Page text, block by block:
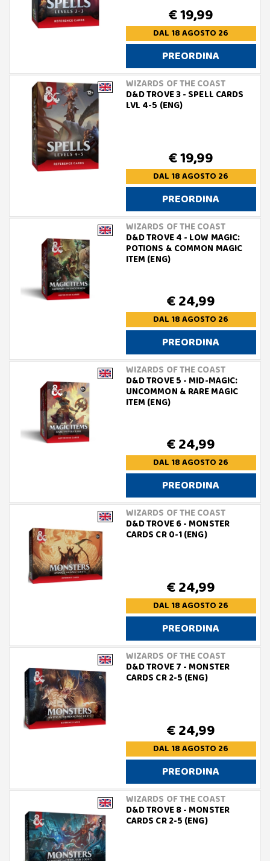
€ 19,99
DAL 18 AGOSTO 26
PREORDINA
WIZARDS OF THE COAST
D&D TROVE 3 - SPELL CARDS
LVL 4-5 (ENG)
€ 19,99
DAL 18 AGOSTO 26
PREORDINA
WIZARDS OF THE COAST
D&D TROVE 4 - LOW MAGIC:
POTIONS & COMMON MAGIC
ITEM (ENG)
€ 24,99
DAL 18 AGOSTO 26
PREORDINA
WIZARDS OF THE COAST
D&D TROVE 5 - MID-MAGIC:
UNCOMMON & RARE MAGIC
ITEM (ENG)
€ 24,99
DAL 18 AGOSTO 26
PREORDINA
WIZARDS OF THE COAST
D&D TROVE 6 - MONSTER
CARDS CR 0-1 (ENG)
€ 24,99
DAL 18 AGOSTO 26
PREORDINA
WIZARDS OF THE COAST
D&D TROVE 7 - MONSTER
CARDS CR 2-5 (ENG)
€ 24,99
DAL 18 AGOSTO 26
PREORDINA
WIZARDS OF THE COAST
D&D TROVE 8 - MONSTER
CARDS CR 2-5 (ENG)